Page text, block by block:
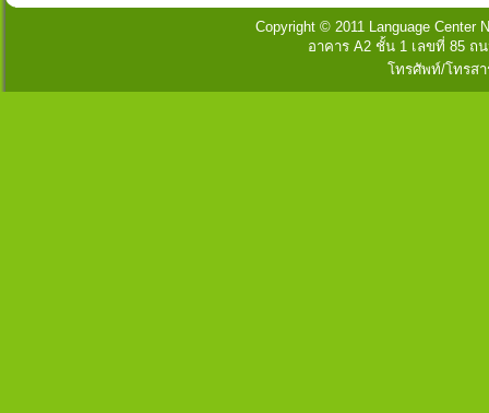
Copyright © 2011 Language Center
อาคาร A2 ชั้น 1 เลขที่ 85 ถ
โทรศัพท์/โทรสา